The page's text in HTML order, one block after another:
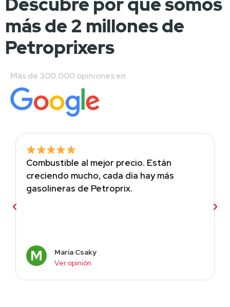
más de 2 millones de
Petroprixers
Más de 300.000 opiniones en
Combustible al mejor precio. Están
creciendo mucho, cada día hay más
gasolineras de Petroprix.
María Csaky
Ver opinión